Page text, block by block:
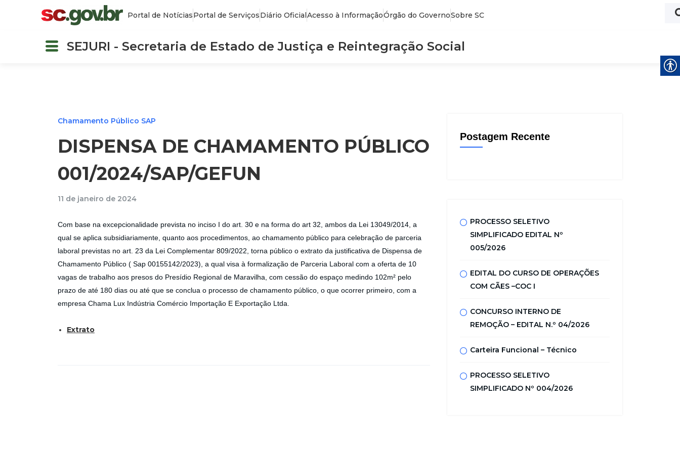
Portal de NotíciasPortal de ServiçosDiário OficialAcesso à InformaçãoÓrgão do GovernoSobre SC
SEJURI - Secretaria de Estado de Justiça e Reintegração Social
Chamamento Público SAP
DISPENSA DE CHAMAMENTO PÚBLICO
001/2024/SAP/GEFUN
11 de janeiro de 2024
Com base na excepcionalidade prevista no inciso I do art. 30 e na forma do art 32, ambos da Lei 13049/2014, a
qual se aplica subsidiariamente, quanto aos procedimentos, ao chamamento público para celebração de parceria
laboral previstas no art. 23 da Lei Complementar 809/2022, torna público o extrato da justificativa de Dispensa de
Chamamento Público ( Sap 00155142/2023), a qual visa à formalização de Parceria Laboral com a oferta de 10
vagas de trabalho aos presos do Presídio Regional de Maravilha, com cessão do espaço medindo 102m² pelo
prazo de até 180 dias ou até que se conclua o processo de chamamento público, o que ocorrer primeiro, com a
empresa Chama Lux Indústria Comércio Importação E Exportação Ltda.
Extrato
Postagem Recente
PROCESSO SELETIVO
SIMPLIFICADO EDITAL Nº
005/2026
EDITAL DO CURSO DE OPERAÇÕES
COM CÃES –COC I
CONCURSO INTERNO DE
REMOÇÃO – EDITAL N.º 04/2026
Carteira Funcional – Técnico
PROCESSO SELETIVO
SIMPLIFICADO Nº 004/2026